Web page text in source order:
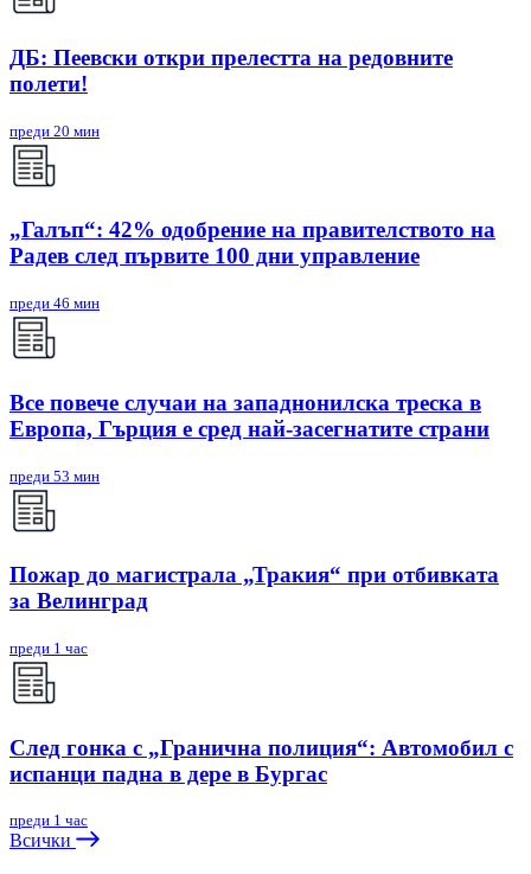
ДБ: Пеевски откри прелестта на редовните
полети!
преди 20 мин
„Галъп“: 42% одобрение на правителството на
Радев след първите 100 дни управление
преди 46 мин
Все повече случаи на западнонилска треска в
Европа, Гърция е сред най-засегнатите страни
преди 53 мин
Пожар до магистрала „Тракия“ при отбивката
за Велинград
преди 1 час
След гонка с „Гранична полиция“: Автомобил с
испанци падна в дере в Бургас
преди 1 час
Всички